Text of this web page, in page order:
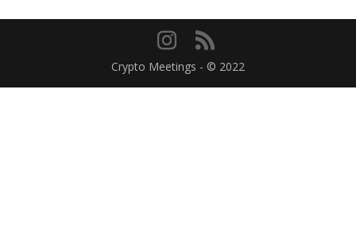
Crypto Meetings - © 2022